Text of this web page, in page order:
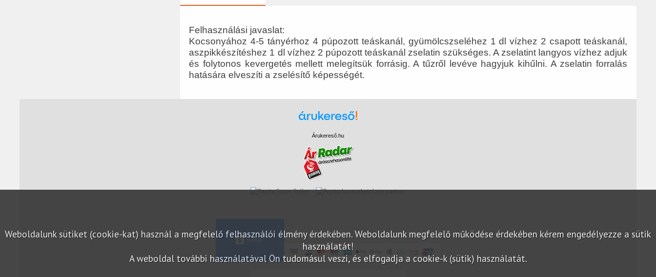
Felhasználási javaslat:
Kocsonyához 4-5 tányérhoz 4 púpozott teáskanál, gyümölcszseléhez 1 dl vízhez 2 csapott teáskanál,
aszpikkészítéshez 1 dl vízhez 2 púpozott teáskanál zselatin szükséges. A zselatint langyos vízhez adjuk
és folytonos kevergetés mellett melegítsük forrásig. A tűzről levéve hagyjuk kihűlni. A zselatin forralás
hatására elveszíti a zselésítő képességét.
Weboldalunk sütiket (cookie-kat) használ a megfelelő felhasználói élmény érdekében. Weboldalunk megfelelő működése érdekében kérem engedélyezze a sütik
használatát!
A weboldal további használatával Ön tudomásul veszi, és elfogadja a cookie-k (sütik) használatát.
Árukereső.hu
marketplace partner